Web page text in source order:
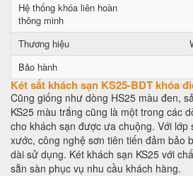
Hệ thống khóa liên hoàn
thông minh
Thương hiệu
Bảo hành
Két sắt khách sạn KS25-BDT khóa
Cũng giống như dòng HS25 màu đen,
KS25 màu trắng cũng là một trong các
cho khách sạn được ưa chuộng. Với lớp
xước, công nghệ sơn tiên tiến đảm bảo
dài sử dụng. Két khách sạn KS25 với
sẵn sàn phục vụ nhu cầu khách hàng.